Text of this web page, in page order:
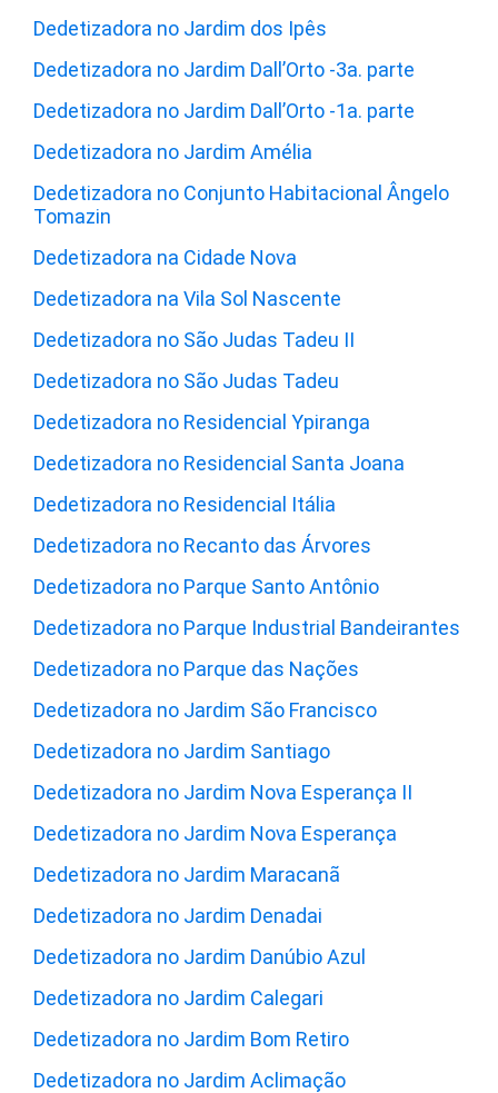
Dedetizadora no Jardim dos Ipês
Dedetizadora no Jardim Dall’Orto -3a. parte
Dedetizadora no Jardim Dall’Orto -1a. parte
Dedetizadora no Jardim Amélia
Dedetizadora no Conjunto Habitacional Ângelo
Tomazin
Dedetizadora na Cidade Nova
Dedetizadora na Vila Sol Nascente
Dedetizadora no São Judas Tadeu II
Dedetizadora no São Judas Tadeu
Dedetizadora no Residencial Ypiranga
Dedetizadora no Residencial Santa Joana
Dedetizadora no Residencial Itália
Dedetizadora no Recanto das Árvores
Dedetizadora no Parque Santo Antônio
Dedetizadora no Parque Industrial Bandeirantes
Dedetizadora no Parque das Nações
Dedetizadora no Jardim São Francisco
Dedetizadora no Jardim Santiago
Dedetizadora no Jardim Nova Esperança II
Dedetizadora no Jardim Nova Esperança
Dedetizadora no Jardim Maracanã
Dedetizadora no Jardim Denadai
Dedetizadora no Jardim Danúbio Azul
Dedetizadora no Jardim Calegari
Dedetizadora no Jardim Bom Retiro
Dedetizadora no Jardim Aclimação